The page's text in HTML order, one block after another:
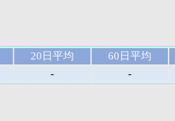
20日平均 60日平均
- -